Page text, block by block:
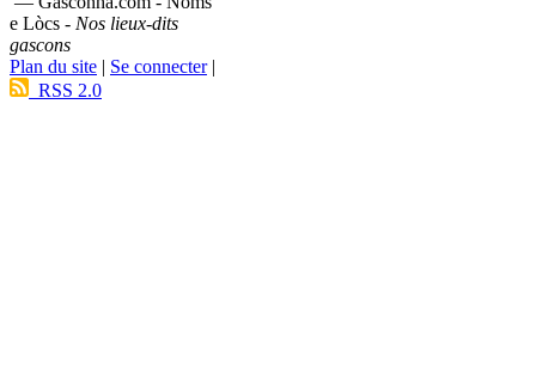
e Lòcs - Nos lieux-dits
gascons
Plan du site | Se connecter|
RSS 2.0